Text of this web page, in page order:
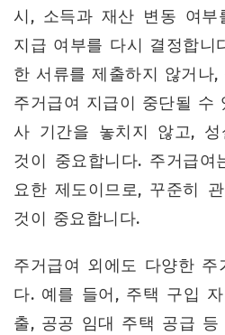
시, 소득과 재산 변동 여부
지급 여부를 다시 결정합니
한 서류를 제출하지 않거나
주거급여 지급이 중단될 수
사 기간을 놓치지 않고,
것이 중요합니다. 주거급
요한 제도이므로, 꾸준히
것이 중요합니다.
주거급여 외에도 다양한
다. 예를 들어, 주택 구입
출, 공공 임대 주택 공급 등